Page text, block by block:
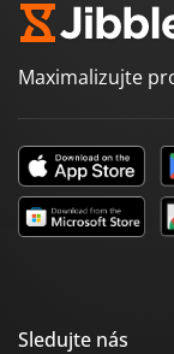
Maximalizujte
Sledujte nás